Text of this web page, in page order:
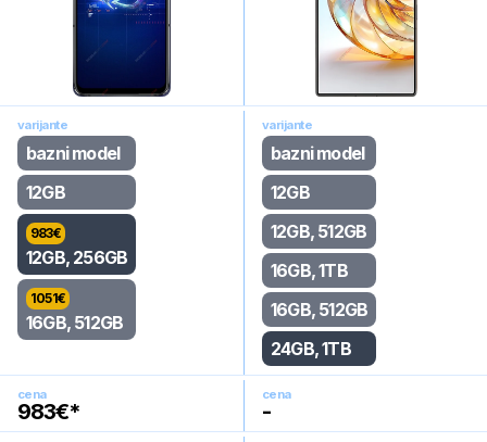
varijante
bazni model
12GB
983€
12GB, 256GB
1051€
16GB, 512GB
varijante
bazni model
12GB
12GB, 512GB
16GB, 1TB
16GB, 512GB
24GB, 1TB
cena
983€*
cena
-